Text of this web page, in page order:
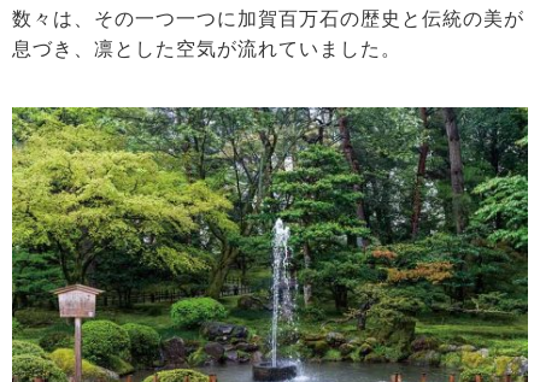
数々は、その一つ一つに加賀百万石の歴史と伝統の美が
息づき、凛とした空気が流れていました。